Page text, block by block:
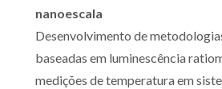
nanoescala
Desenvolvimento de
baseadas em luminescência
medições de temperatura em